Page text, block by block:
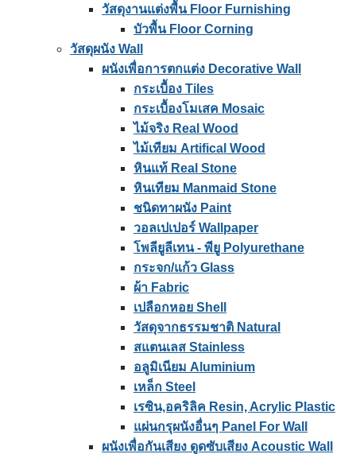
วัสดุงานแต่งพื้น Floor Furnishing
บัวพื้น Floor Corning
วัสดุผนัง Wall
ผนังเพื่อการตกแต่ง Decorative Wall
กระเบื้อง Tiles
กระเบื้องโมเสค Mosaic
ไม้จริง Real Wood
ไม้เทียม Artifical Wood
หินแท้ Real Stone
หินเทียม Manmaid Stone
ชนิดทาผนัง Paint
วอลเปเปอร์ Wallpaper
โพลียูลีเทน - พียู Polyurethane
กระจก/แก้ว Glass
ผ้า Fabric
เปลือกหอย Shell
วัสดุจากธรรมชาติ Natural
สแตนเลส Stainless
อลูมิเนียม Aluminium
เหล็ก Steel
เรซิน,อคริลิค Resin, Acrylic Plastic
แผ่นกรุผนังอื่นๆ Panel For Wall
ผนังเพื่อกันเสียง ดูดซับเสียง Acoustic Wall